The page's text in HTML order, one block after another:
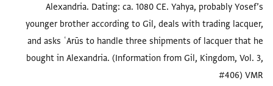
Alexandria. Dating: ca. 1080 CE. Yahya, probably Yosef’s
younger brother according to Gil, deals with trading lacquer,
and asks ʿArūs to handle three shipments of lacquer that he
bought in Alexandria. (Information from Gil, Kingdom, Vol. 3,
#406) VMR